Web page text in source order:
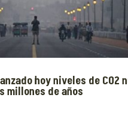
hoy niveles de CO2
millones de años